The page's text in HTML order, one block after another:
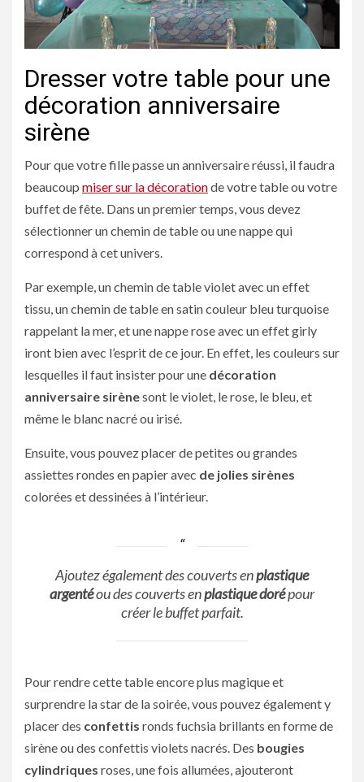
Dresser votre table pour une
décoration anniversaire
sirène
Pour que votre fille passe un anniversaire réussi, il faudra
beaucoup miser sur la décorationde votre table ou votre
buffet de fête. Dans un premier temps, vous devez
sélectionner un chemin de table ou une nappe qui
correspond à cet univers.
Par exemple, un chemin de table violet avec un effet
tissu, un chemin de table en satin couleur bleu turquoise
rappelant la mer, et une nappe rose avec un effet girly
iront bien avec l’esprit de ce jour. En effet, les couleurs sur
lesquelles il faut insister pour une décoration
anniversaire sirènesont le violet, le rose, le bleu, et
même le blanc nacré ou irisé.
Ensuite, vous pouvez placer de petites ou grandes
assiettes rondes en papier avec de jolies sirènes
colorées et dessinées à l’intérieur.
Ajoutez également des couverts enplastique
argentéou des couverts enplastique dorépour
créer le buffet parfait.
Pour rendre cette table encore plus magique et
surprendre la star de la soirée, vous pouvez également y
placer des confettis ronds fuchsia brillants en forme de
sirène ou des confettis violets nacrés. Des bougies
cylindriques roses, une fois allumées, ajouteront